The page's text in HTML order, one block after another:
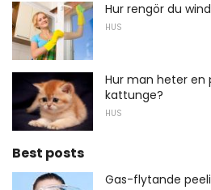
Hur rengör du
HUS
Hur man heter en
kattunge?
HUS
Best posts
Gas-flytande